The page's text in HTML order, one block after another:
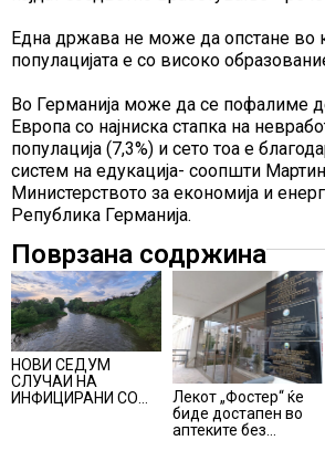
Една држава не може да опстане во
популацијата е со високо
Во Германија може да се пофалиме
Европа со најниска стапка на
популација (7,3%) и сето тоа е
систем на едукација- соопшти
Министерството за економија и
Република Германија.
Поврзана содржина
НОВИ СЕДУМ
СЛУЧАИ НА
ИНФИЦИРАНИ СО
Лекот „Фостер“ ќе
биде достапен во
аптеките без